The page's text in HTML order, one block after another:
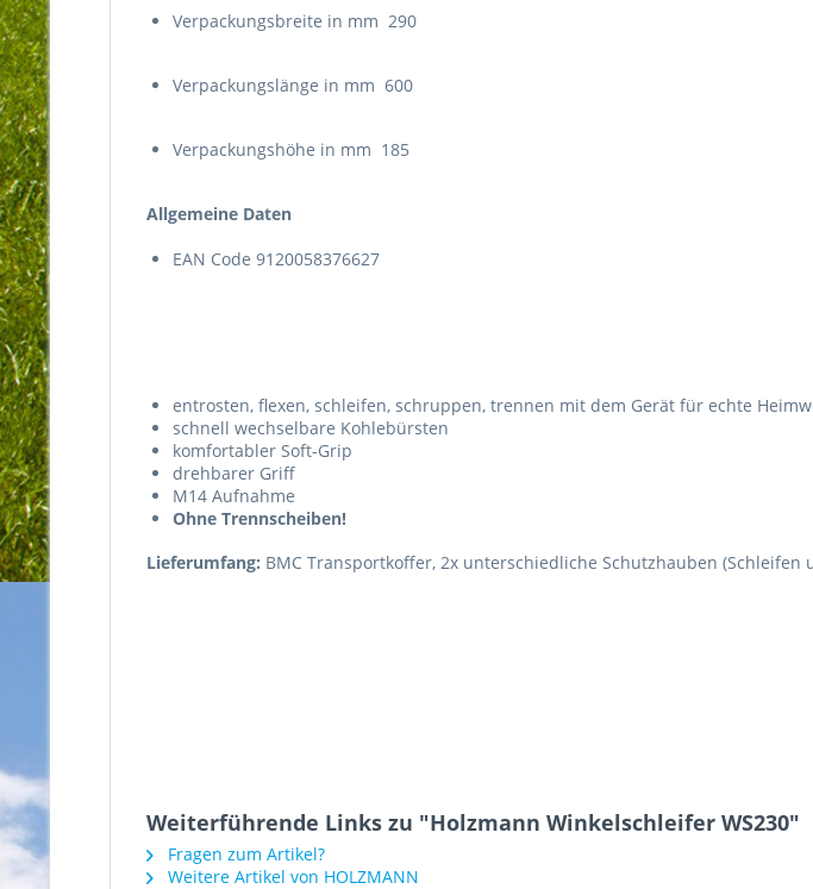
Verpackungsbreite in mm 290
Verpackungslänge in mm 600
Verpackungshöhe in mm 185
Allgemeine Daten
EAN Code 9120058376627
entrosten, flexen, schleifen, schruppen, trennen mit dem Gerät für echte
schnell wechselbare Kohlebürsten
komfortabler Soft-Grip
drehbarer Griff
M14 Aufnahme
Ohne Trennscheiben!
Lieferumfang: BMC Transportkoffer, 2x unterschiedliche Schutzhauben (Schleifen
Weiterführende Links zu "Holzmann Winkelschleifer WS230"
Fragen zum Artikel?
Weitere Artikel von HOLZMANN